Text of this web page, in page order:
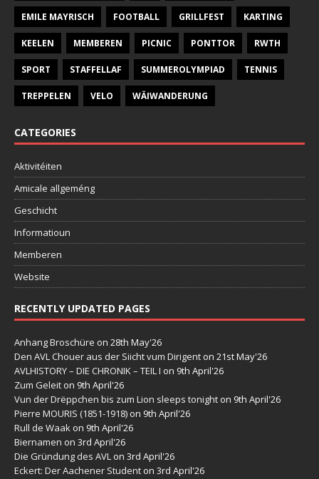
EMILE MAYRISCH FOOTBALL GRILLFEST KARTING
KEELEN MEMBEREN PICNIC PONTTOR RWTH
SPORT STAFFELLAF SUMMEROLYMPIAD TENNIS
TREPPELEN VELO WÄIWANDERUNG
CATEGORIES
Aktivitéiten
Amicale allgeméng
Geschicht
Informatioun
Memberen
Website
RECENTLY UPDATED PAGES
Anhang Broschüre on 28th May'26
Den AVL Chouer aus der Siicht vum Dirigent on 21st May'26
AVLHISTORY – DIE CHRONIK – TEIL I on 9th April'26
Zum Geleit on 9th April'26
Vun der Drëppchen bis zum Lion sleeps tonight on 9th April'26
Pierre MOURIS (1851-1918) on 9th April'26
Rull de Waak on 9th April'26
Biernamen on 3rd April'26
Die Gründung des AVL on 3rd April'26
Eckert: Der Aachener Student on 3rd April'26